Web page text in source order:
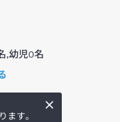
,幼児0名
ます。